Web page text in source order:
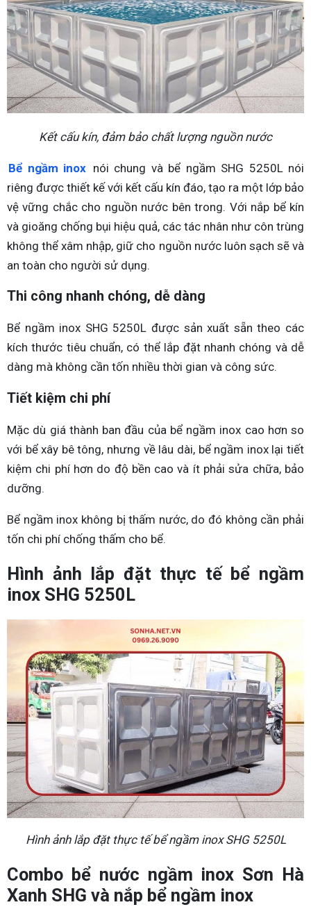
Kết cấu kín, đảm bảo chất lượng nguồn nước
Bể ngầm inox nói chung và bể ngầm SHG 5250L nói
riêng được thiết kế với kết cấu kín đáo, tạo ra một lớp bảo
vệ vững chắc cho nguồn nước bên trong. Với nắp bể kín
và gioăng chống bụi hiệu quả, các tác nhân như côn trùng
không thể xâm nhập, giữ cho nguồn nước luôn sạch sẽ và
an toàn cho người sử dụng.
Thi công nhanh chóng, dễ dàng
Bể ngầm inox SHG 5250L được sản xuất sẵn theo các
kích thước tiêu chuẩn, có thể lắp đặt nhanh chóng và dễ
dàng mà không cần tốn nhiều thời gian và công sức.
Tiết kiệm chi phí
Mặc dù giá thành ban đầu của bể ngầm inox cao hơn so
với bể xây bê tông, nhưng về lâu dài, bể ngầm inox lại tiết
kiệm chi phí hơn do độ bền cao và ít phải sửa chữa, bảo
dưỡng.
Bể ngầm inox không bị thấm nước, do đó không cần phải
tốn chi phí chống thấm cho bể.
Hình ảnh lắp đặt thực tế bể ngầm
inox SHG 5250L
Hình ảnh lắp đặt thực tế bể ngầm inox SHG 5250L
Combo bể nước ngầm inox Sơn Hà
Xanh SHG và nắp bể ngầm inox